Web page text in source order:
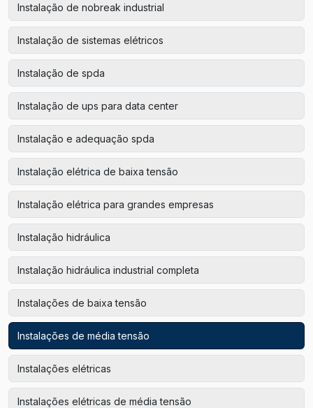
Instalação de nobreak industrial
Instalação de sistemas elétricos
Instalação de spda
Instalação de ups para data center
Instalação e adequação spda
Instalação elétrica de baixa tensão
Instalação elétrica para grandes empresas
Instalação hidráulica
Instalação hidráulica industrial completa
Instalações de baixa tensão
Instalações de média tensão
Instalações elétricas
Instalações elétricas de média tensão